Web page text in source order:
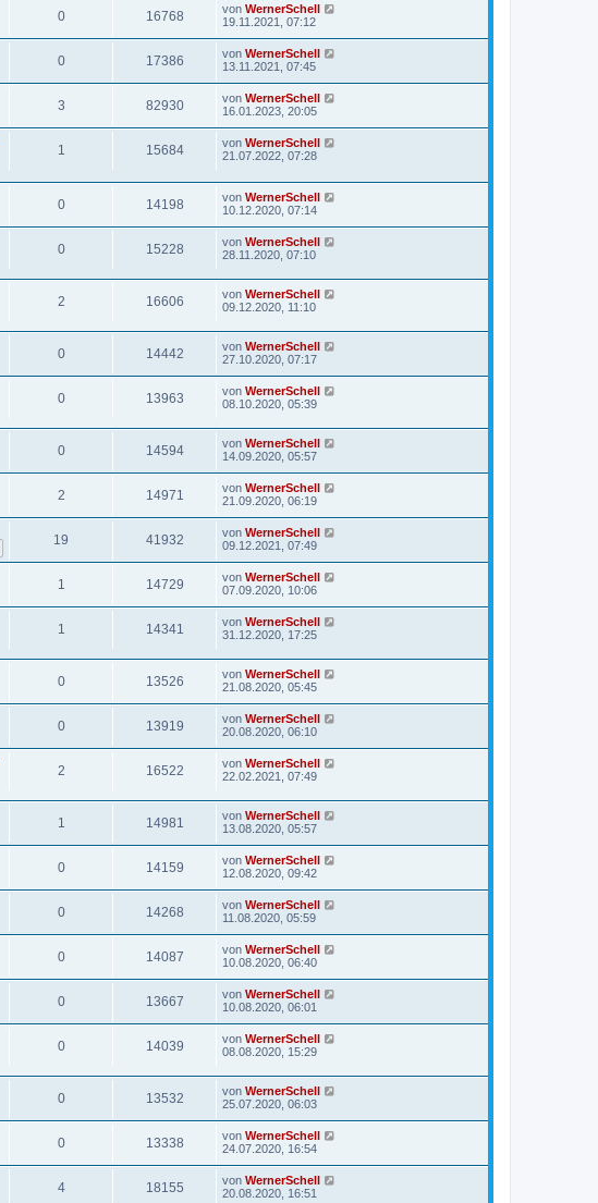
0 16768 von WernerSchell
19.11.2021, 07:12
0 17386 von WernerSchell
13.11.2021, 07:45
3 82930 von WernerSchell
16.01.2023, 20:05
1 15684 von WernerSchell
21.07.2022, 07:28
0 14198 von WernerSchell
10.12.2020, 07:14
0 15228 von WernerSchell
28.11.2020, 07:10
2 16606 von WernerSchell
09.12.2020, 11:10
0 14442 von WernerSchell
27.10.2020, 07:17
0 13963 von WernerSchell
08.10.2020, 05:39
0 14594 von WernerSchell
14.09.2020, 05:57
2 14971 von WernerSchell
21.09.2020, 06:19
19 41932 von WernerSchell
09.12.2021, 07:49
1 14729 von WernerSchell
07.09.2020, 10:06
1 14341 von WernerSchell
31.12.2020, 17:25
0 13526 von WernerSchell
21.08.2020, 05:45
0 13919 von WernerSchell
20.08.2020, 06:10
2 16522 von WernerSchell
22.02.2021, 07:49
1 14981 von WernerSchell
13.08.2020, 05:57
0 14159 von WernerSchell
12.08.2020, 09:42
0 14268 von WernerSchell
11.08.2020, 05:59
0 14087 von WernerSchell
10.08.2020, 06:40
0 13667 von WernerSchell
10.08.2020, 06:01
0 14039 von WernerSchell
08.08.2020, 15:29
0 13532 von WernerSchell
25.07.2020, 06:03
0 13338 von WernerSchell
24.07.2020, 16:54
4 18155 von WernerSchell
20.08.2020, 16:51